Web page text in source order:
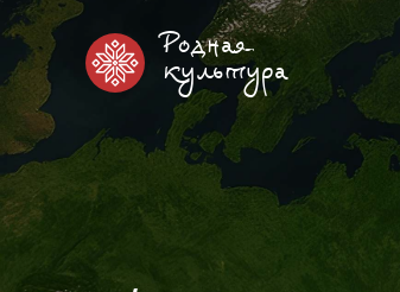
Родная
культура